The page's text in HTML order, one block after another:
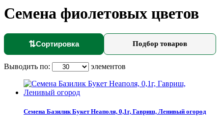
Семена фиолетовых цветов
⇅Сортировка Подбор товаров
Выводить по: элементов
Семена Базилик Букет Неаполя, 0,1г, Гавриш, Ленивый огород